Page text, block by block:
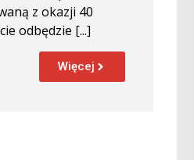
z okazji 40
odbędzie [...]
Więcej